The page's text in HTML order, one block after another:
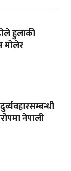
हुलाकी
मोलेर
नेपाली